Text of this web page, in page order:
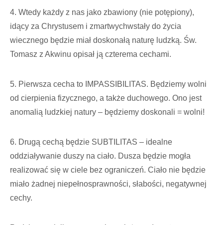
4. Wtedy każdy z nas jako zbawiony (nie potępiony),
idący za Chrystusem i zmartwychwstały do życia
wiecznego będzie miał doskonałą naturę ludzką. Św.
Tomasz z Akwinu opisał ją czterema cechami.
5. Pierwsza cecha to IMPASSIBILITAS. Będziemy wolni
od cierpienia fizycznego, a także duchowego. Ono jest
anomalią ludzkiej natury – będziemy doskonali = wolni!
6. Drugą cechą będzie SUBTILITAS – idealne
oddziaływanie duszy na ciało. Dusza będzie mogła
realizować się w ciele bez ograniczeń. Ciało nie będzie
miało żadnej niepełnosprawności, słabości, negatywnej
cechy.